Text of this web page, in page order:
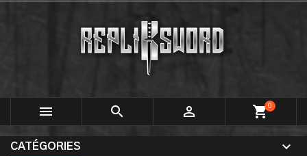
   shopping_cart0
CATÉGORIES